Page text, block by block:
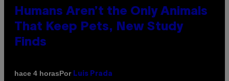
Humans Aren’t the Only Animals
That Keep Pets, New Study
Finds
hace 4 horasPor Luis Prada